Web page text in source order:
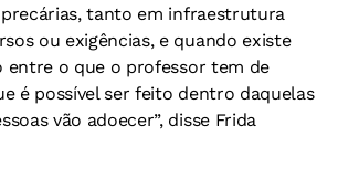
tanto em infraestrutura
ou exigências, e quando existe
entre o que o professor tem de
é possível ser feito dentro daquelas
vão adoecer”, disse Frida